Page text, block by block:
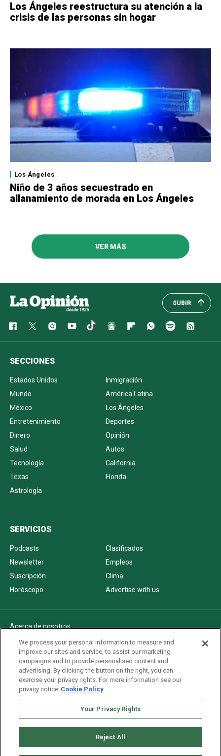
Los Ángeles reestructura su atención a la
crisis de las personas sin hogar
Los Ángeles
Niño de 3 años secuestrado en
allanamiento de morada en Los Ángeles
VER MÁS
SUBIR
SECCIONES
Estados Unidos
Inmigración
Mundo
América Latina
México
Los Ángeles
Entretenimiento
Deportes
Dinero
Opinión
Salud
Autos
Tecnología
California
Texas
Florida
Astrología
SERVICIOS
Podcasts
Clasificados
Newsletter
Empleos
Suscripción
Clima
Horóscopo
Advertise with us
Acerca de nosotros
Politica de privacidad
Pautas Editoriales
AdChoices
Advertise with us
Newsletters
We process your personal information to measure and
improve our sites and service, to assist our marketing
campaigns and to provide personalised content and
advertising. By clicking the button on the right, you can
exercise your privacy rights. For more information see our
privacy notice Cookie Policy
Your Privacy Rights
Reject All